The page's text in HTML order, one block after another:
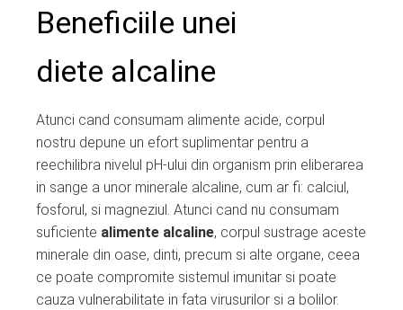
Beneficiile unei
diete alcaline
Atunci cand consumam alimente acide, corpul
nostru depune un efort suplimentar pentru a
reechilibra nivelul pH-ului din organism prin eliberarea
in sange a unor minerale alcaline, cum ar fi: calciul,
fosforul, si magneziul. Atunci cand nu consumam
suficiente alimente alcaline, corpul sustrage aceste
minerale din oase, dinti, precum si alte organe, ceea
ce poate compromite sistemul imunitar si poate
cauza vulnerabilitate in fata virusurilor si a bolilor.